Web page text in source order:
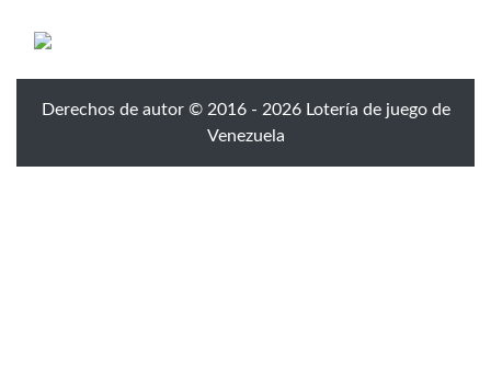
Derechos de autor © 2016 - 2026 Lotería de juego de
Venezuela